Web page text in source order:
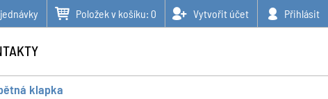
klapka
Položek v košíku: 0 Vytvořit účet Přihlásit